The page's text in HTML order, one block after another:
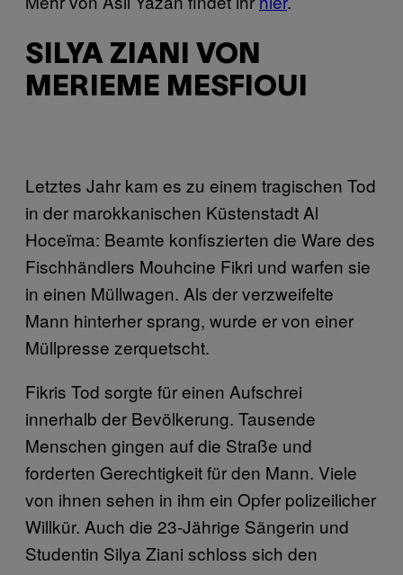
SILYA ZIANI VON
MERIEME MESFIOUI
Letztes Jahr kam es zu einem tragischen Tod
in der marokkanischen Küstenstadt Al
Hoceïma: Beamte konfiszierten die Ware des
Fischhändlers Mouhcine Fikri und warfen sie
in einen Müllwagen. Als der verzweifelte
Mann hinterher sprang, wurde er von einer
Müllpresse zerquetscht.
Fikris Tod sorgte für einen Aufschrei
innerhalb der Bevölkerung. Tausende
Menschen gingen auf die Straße und
forderten Gerechtigkeit für den Mann. Viele
von ihnen sehen in ihm ein Opfer polizeilicher
Willkür. Auch die 23-Jährige Sängerin und
Studentin Silya Ziani schloss sich den